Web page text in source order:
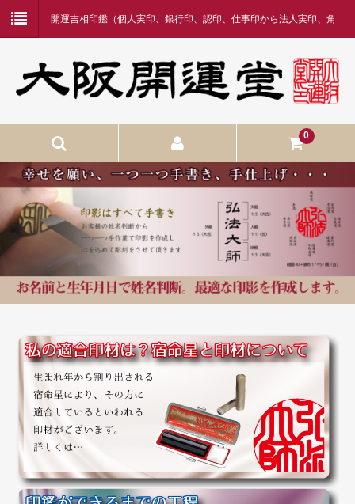
開運吉相印鑑（個人実印、銀行印、認印、仕事印から法人実印、角
0
開運手仕上吉相印
開運手仕上実印
開運手仕上認印・仕事印・銀行印
印鑑ができるまで
カート